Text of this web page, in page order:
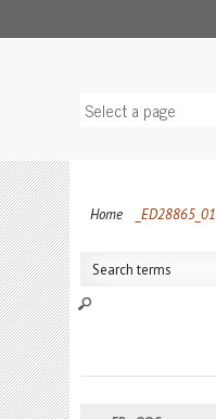
Home _ED28865_01